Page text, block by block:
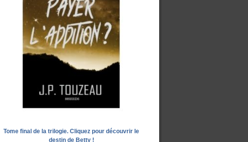
Tome final de la trilogie. Cliquez pour découvrir le
destin de Betty !